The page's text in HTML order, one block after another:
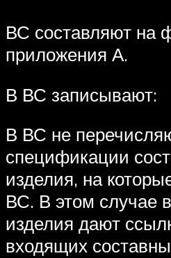
ВС составляют на
приложения А.
В ВС записывают:
В ВС не
спецификации
изделия, на
ВС. В этом случае
изделия дают
входящих